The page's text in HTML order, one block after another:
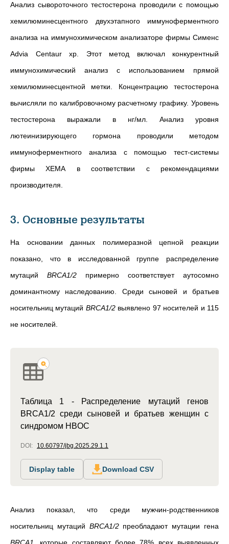
Анализ сывороточного тестостерона проводили с помощью
хемилюминесцентного двухэтапного иммуноферментного
анализа на иммунохимическом анализаторе фирмы Сименс
Аdvia Сentaur xp. Этот метод включал конкурентный
иммунохимический анализ с использованием прямой
хемилюминесцентной метки. Концентрацию тестостерона
вычисляли по калибровочному расчетному графику. Уровень
тестостерона выражали в нг/мл. Анализ уровня
лютеинизирующего гормона проводили методом
иммуноферментного анализа с помощью тест-системы
фирмы ХЕМА в соответствии с рекомендациями
производителя.
3. Основные результаты
На основании данных полимеразной цепной реакции
показано, что в исследованной группе распределение
мутаций BRCA1/2 примерно соответствует аутосомно
доминантному наследованию. Среди сыновей и братьев
носительниц мутаций BRCA1/2выявлено 97 носителей и 115
не носителей.
Таблица 1 - Распределение мутаций генов
BRCA1/2 среди сыновей и братьев женщин с
синдромом HBOC
DOI: 10.60797/jbg.2025.29.1.1
Display table Download CSV
Анализ показал, что среди мужчин-родственников
носительниц мутаций BRCA1/2преобладают мутации гена